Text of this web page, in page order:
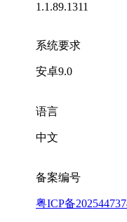
1.1.89.1311
系统要求
安卓9.0
语言
中文
备案编号
粤ICP备